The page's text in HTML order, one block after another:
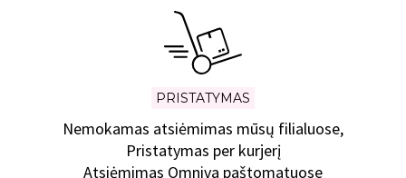
PRISTATYMAS
Nemokamas atsiėmimas mūsų filialuose,
Pristatymas per kurjerį
Atsiėmimas Omniva paštomatuose